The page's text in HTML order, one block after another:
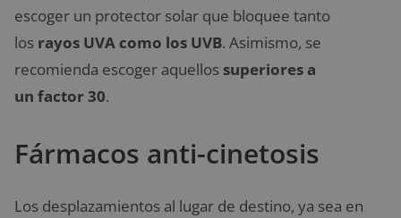
escoger un protector solar que bloquee tanto
los rayos UVA como los UVB. Asimismo, se
recomienda escoger aquellos superiores a
un factor 30.
Fármacos anti-cinetosis
Los desplazamientos al lugar de destino, ya sea en